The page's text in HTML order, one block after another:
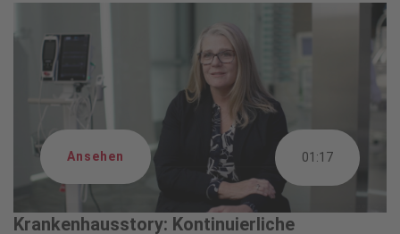
Ansehen 01:17
Krankenhausstory: Kontinuierliche